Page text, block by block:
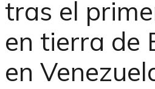
tras el
en tierra de
en